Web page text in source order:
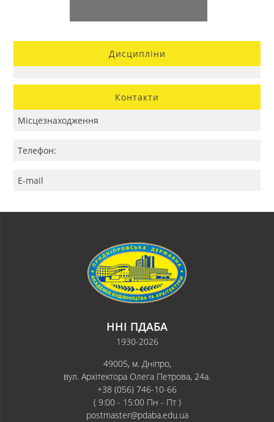
Дисципліни
Контакти
Місцезнаходження
Телефон:
E-mail
ННІ ПДАБА
1930-2026
49005, м. Дніпро,
вул. Архітектора Олега Петрова, 24а.
+38 (056) 746-10-66
( 9:00 - 15:00 Пн - Пт )
postmaster@pdaba.edu.ua